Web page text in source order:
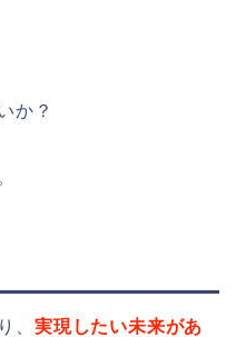
か？
、実現したい未来があ